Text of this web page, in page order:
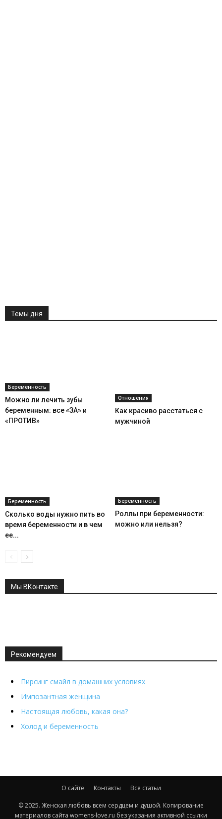
Темы дня
Беременность
Можно ли лечить зубы
беременным: все «ЗА» и
«ПРОТИВ»
Отношения
Как красиво расстаться с
мужчиной
Беременность
Сколько воды нужно пить во
время беременности и в чем
ее...
Беременность
Роллы при беременности:
можно или нельзя?
Мы ВКонтакте
Рекомендуем
Пирсинг смайл в домашних условиях
Импозантная женщина
Настоящая любовь, какая она?
Холод и беременность
О сайте Контакты Все статьи
© 2025. Женская любовь всем сердцем и душой. Копирование
материалов сайта womens-love.ru без указания активной ссылки